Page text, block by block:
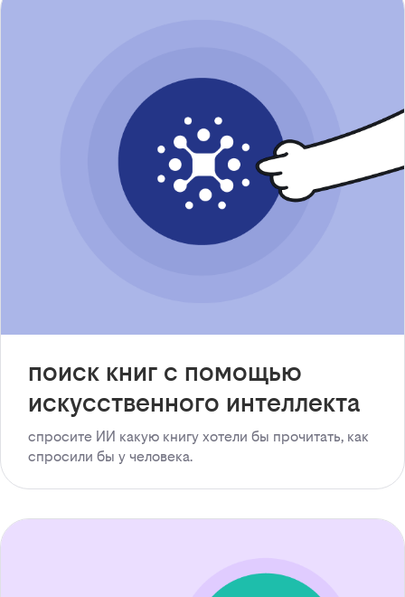
поиск книг с помощью
искусственного интеллекта
спросите ИИ какую книгу хотели бы прочитать, как
спросили бы у человека.